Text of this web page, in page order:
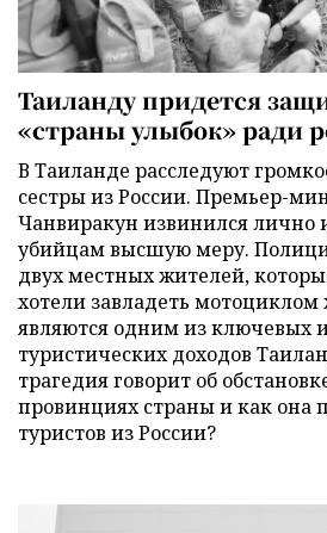
Таиланду придется
«страны улыбок» ради
В Таиланде расследуют
сестры из России. Премьер-
Чанвиракун извинился лично
убийцам высшую меру.
двух местных жителей,
хотели завладеть мотоциклом
являются одним из ключевых
туристических доходов
трагедия говорит об
провинциях страны и как она
туристов из России?